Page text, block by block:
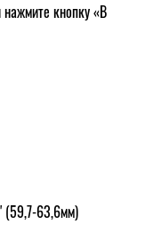
кнопку «В
(59,7-63,6мм)